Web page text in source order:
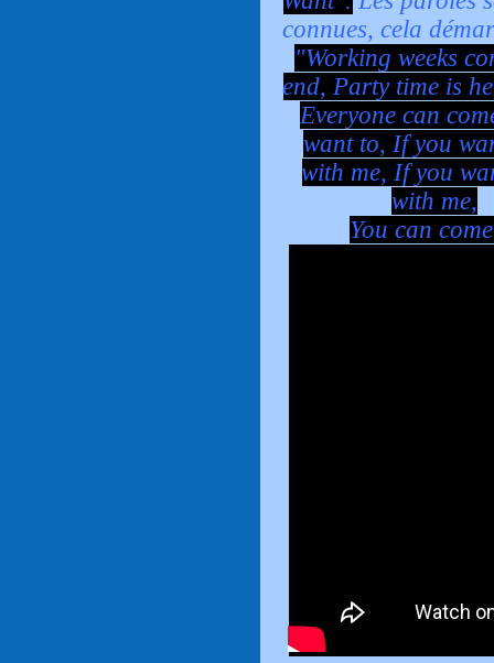
connues, cela
"Working weeks
end, Party time is
Everyone can
want to, If you
with me, If you
with me,
You can